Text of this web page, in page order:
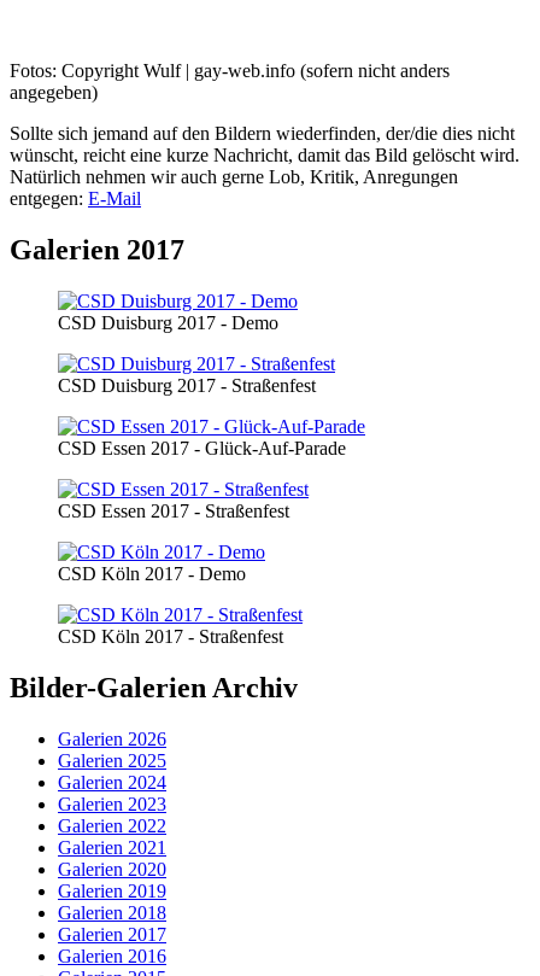
Fotos: Copyright Wulf | gay-web.info (sofern nicht anders
angegeben)
Sollte sich jemand auf den Bildern wiederfinden, der/die dies nicht
wünscht, reicht eine kurze Nachricht, damit das Bild gelöscht wird.
Natürlich nehmen wir auch gerne Lob, Kritik, Anregungen
entgegen: E-Mail
Galerien 2017
CSD Duisburg 2017 - Demo
CSD Duisburg 2017 - Straßenfest
CSD Essen 2017 - Glück-Auf-Parade
CSD Essen 2017 - Straßenfest
CSD Köln 2017 - Demo
CSD Köln 2017 - Straßenfest
Bilder-Galerien Archiv
Galerien 2026
Galerien 2025
Galerien 2024
Galerien 2023
Galerien 2022
Galerien 2021
Galerien 2020
Galerien 2019
Galerien 2018
Galerien 2017
Galerien 2016